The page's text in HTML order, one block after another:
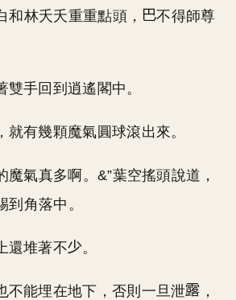
和林夭夭重重點頭，
不得師尊
雙手回到逍遙閣中。
就有幾顆魔氣圓球滾出來。
魔氣真多啊。&”葉空搖頭說道，
到角落中。
還堆著不 。
不能埋在地下，否則一旦泄
，